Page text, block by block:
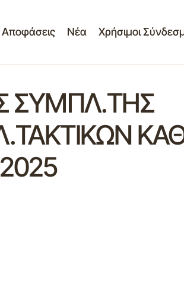
Αποφάσεις Νέα Χρήσιμοι
ΣΥΜΠΛ.ΤΗΣ